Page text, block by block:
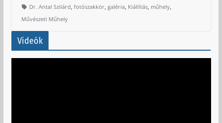
Dr. Antal Szilárd, fotószakkör, galéria, Kiállítás, műhely,
Művészeti Műhely
Videók